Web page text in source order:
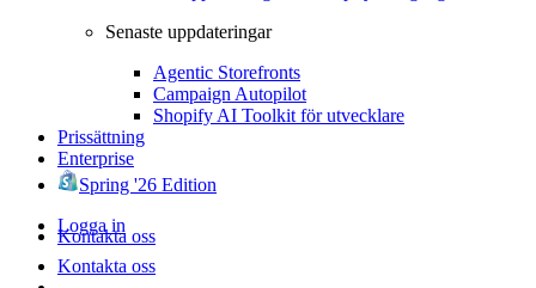
Senaste uppdateringar
Agentic Storefronts
Campaign Autopilot
Shopify AI Toolkit för utvecklare
Prissättning
Enterprise
Spring '26 Edition
Logga in
Kontakta oss
Kontakta oss